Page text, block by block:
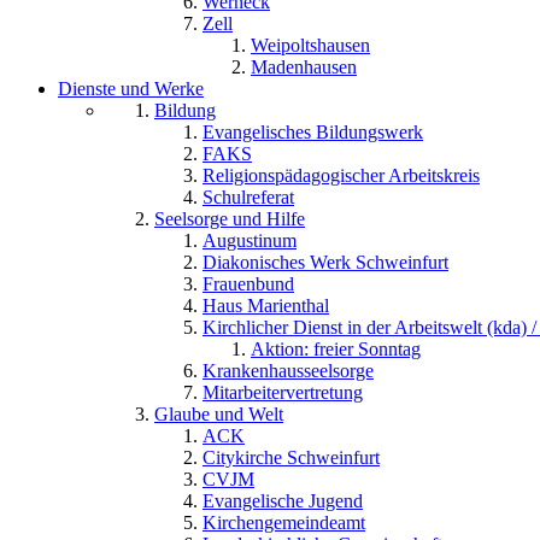
Zell
Weipoltshausen
Madenhausen
Dienste und Werke
Bildung
Evangelisches Bildungswerk
FAKS
Religionspädagogischer Arbeitskreis
Schulreferat
Seelsorge und Hilfe
Augustinum
Diakonisches Werk Schweinfurt
Frauenbund
Haus Marienthal
Kirchlicher Dienst in der Arbeitswelt (kda) /
Aktion: freier Sonntag
Krankenhausseelsorge
Mitarbeitervertretung
Glaube und Welt
ACK
Citykirche Schweinfurt
CVJM
Evangelische Jugend
Kirchengemeindeamt